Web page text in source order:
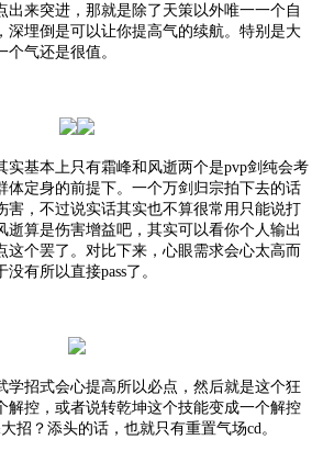
出来突进，那就是除了天策以外唯一一个自
深埋倒是可以让你提高气的续航。特别是大
气还是很值。
实基本上只有霜峰和风逝两个是pvp剑纯会考
体定身的前提下。一个万剑归宗拍下去的话
害，不过说实话其实也不算很常用只能说打
逝算是伤害增益吧，其实可以看你个人输出
这个罢了。对比下来，心眼需求会心太高而
有所以直接pass了。
学招式会心提高所以必点，然后就是这个狂
解控，或者说转乾坤这个技能变成一个解控
招？添头的话，也就只有重置气场cd。